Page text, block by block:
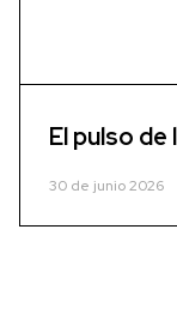
El pulso
30 de junio 2026